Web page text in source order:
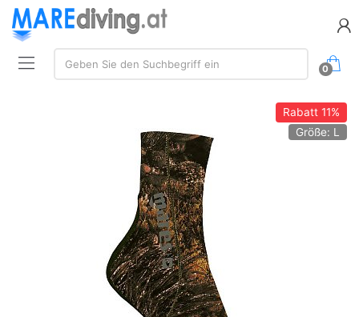
Suchen:
Geben Sie den Suchbegriff ein
0
Rabatt11%
Größe: L